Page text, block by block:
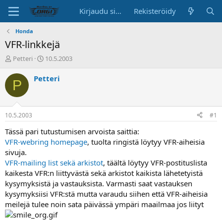
Kirjaudu sisään Rekisteröidy
Honda
VFR-linkkejä
K
s
k
s
t
e
l
u
n
a
l
o
i
t
a
j
Petteri
A
o
p
ä
v
10.5.2003
P Petteri
10.5.2003 #1
Tässä pari tutustumisen arvoista saittia:
VFR-webring homepage, tuolta ringistä löytyy VFR-aiheisia
sivuja.
VFR-mailing list sekä arkistot, täältä löytyy VFR-postituslista
kaikesta VFR:n liittyvästä sekä arkistot kaikista lähetetyistä
kysymyksistä ja vastauksista. Varmasti saat vastauksen
kysymyksiisi VFR:stä mutta varaudu siihen että VFR-aiheisia
meilejä tulee noin sata päivässä ympäri maailmaa jos liityt